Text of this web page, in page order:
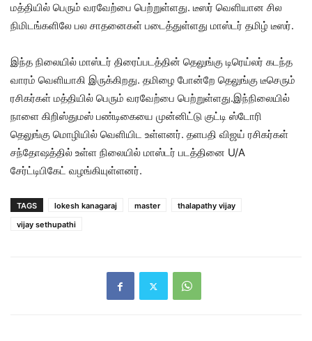
மத்தியில் பெரும் வரவேற்பை பெற்றுள்ளது. டீஸர் வெளியான சில
நிமிடங்களிலே பல சாதனைகள் படைத்துள்ளது மாஸ்டர் தமிழ் டீஸர்.
இந்த நிலையில் மாஸ்டர் திரைப்படத்தின் தெலுங்கு டிரெய்லர் கடந்த
வாரம் வெளியாகி இருக்கிறது. தமிழை போன்றே தெலுங்கு டீசெரும்
ரசிகர்கள் மத்தியில் பெரும் வரவேற்பை பெற்றுள்ளது.இந்நிலையில்
நாளை கிறிஸ்துமஸ் பண்டிகையை முன்னிட்டு குட்டி ஸ்டோரி
தெலுங்கு மொழியில் வெளியிட உள்ளனர். தளபதி விஜய் ரசிகர்கள்
சந்தோஷத்தில் உள்ள நிலையில் மாஸ்டர் படத்தினை U/A
சேர்ட்டிபிகேட் வழங்கியுள்ளனர்.
TAGS lokesh kanagaraj master
thalapathy vijay
vijay sethupathi